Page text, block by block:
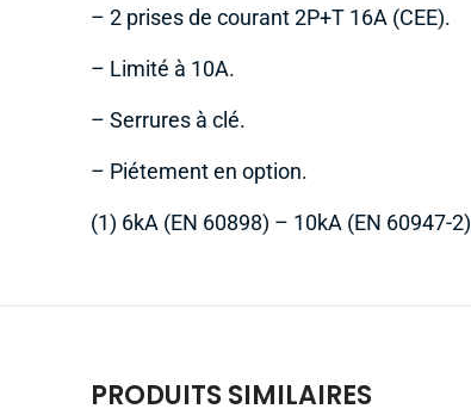
– 2 prises de courant 2P+T 16A (CEE).
– Limité à 10A.
– Serrures à clé.
– Piétement en option.
(1) 6kA (EN 60898) – 10kA (EN 60947-2)
PRODUITS SIMILAIRES